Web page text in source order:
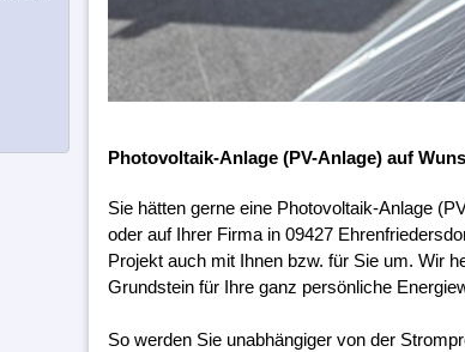
Photovoltaik-Anlage (PV-Anlage) auf
Sie hätten gerne eine Photovoltaik-Anlage
oder auf Ihrer Firma in 09427
Projekt auch mit Ihnen bzw. für Sie um. Wir
Grundstein für Ihre ganz persönliche
So werden Sie unabhängiger von der